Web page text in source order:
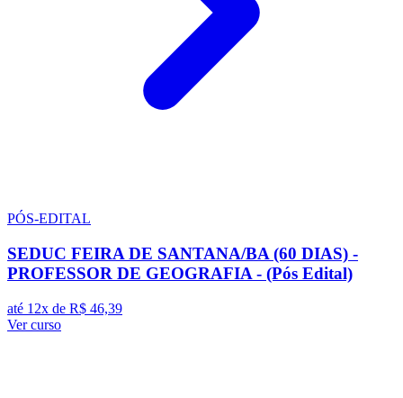
PÓS-EDITAL
SEDUC FEIRA DE SANTANA/BA (60 DIAS) -
PROFESSOR DE GEOGRAFIA - (Pós Edital)
até 12x de R$ 46,39
Ver curso